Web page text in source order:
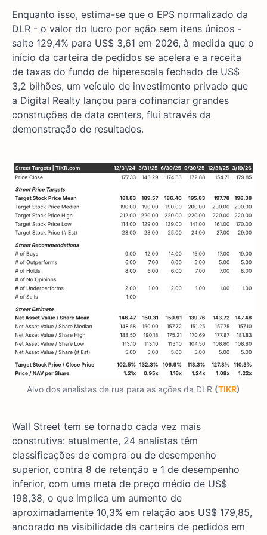
Enquanto isso, estima-se que o EPS normalizado da
DLR - o valor do lucro por ação sem itens únicos -
salte 129,4% para US$ 3,61 em 2026, à medida que o
início da carteira de pedidos se acelera e a receita
de taxas do fundo de hiperescala fechado de US$
3,2 bilhões, um veículo de investimento privado que
a Digital Realty lançou para cofinanciar grandes
construções de data centers, flui através da
demonstração de resultados.
Alvo dos analistas de rua para as ações da DLR (TIKR)
Wall Street tem se tornado cada vez mais
construtiva: atualmente, 24 analistas têm
classificações de compra ou de desempenho
superior, contra 8 de retenção e 1 de desempenho
inferior, com uma meta de preço médio de US$
198,38, o que implica um aumento de
aproximadamente 10,3% em relação aos US$ 179,85,
ancorado na visibilidade da carteira de pedidos em